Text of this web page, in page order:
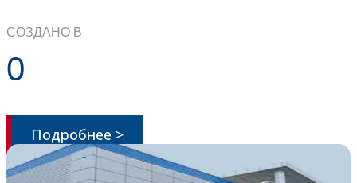
СОЗДАНО В
0
Подробнее >